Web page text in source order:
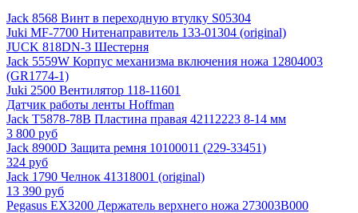
Jack 8568 Винт в переходную втулку S05304
Juki MF-7700 Нитенаправитель 133-01304 (original)
JUCK 818DN-3 Шестерня
Jack 5559W Корпус механизма включения ножа 12804003
(GR1774-1)
Juki 2500 Вентилятор 118-11601
Датчик работы ленты Hoffman
Jack T5878-78B Пластина правая 42112223 8-14 мм
3 800 руб
Jack 8900D Защита ремня 10100011 (229-33451)
324 руб
Jack 1790 Челнок 41318001 (original)
13 390 руб
Pegasus EX3200 Держатель верхнего ножа 273003B000